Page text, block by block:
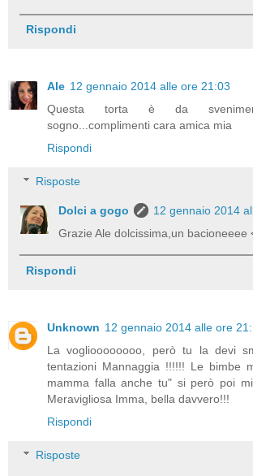
Rispondi
Ale 12 gennaio 2014 alle ore 21:03
Questa torta è da
sogno...complimenti cara amica mia
Rispondi
Risposte
Dolci a gogo
12 gennaio 2014
Grazie Ale dolcissima,un bacioneeee
Rispondi
Unknown 12 gennaio 2014 alle ore
La voglioooooooo, però tu la devi
tentazioni Mannaggia !!!!!! Le bimbe
mamma falla anche tu" si però poi
Meravigliosa Imma, bella davvero!!!
Rispondi
Risposte